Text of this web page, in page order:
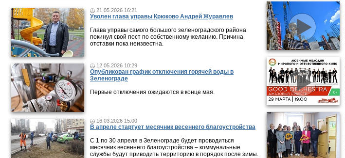
21.05.2026 16:21
Уволен глава управы Крюково Андрей Журавлев
Глава управы самого большого зеленоградского района
покинул свой пост по собственному желанию. Причина
отставки пока неизвестна.
12.05.2026 10:29
Опубликован график отключения горячей воды в
Зеленограде
Первые отключения ожидаются в конце мая.
16.03.2026 15:00
В апреле стартует месячник весеннего благоустройства
С 1 по 30 апреля в Зеленограде будет проводиться
месячник весеннего благоустройства – коммунальные
службы будут приводить территорию в порядок после зимы.